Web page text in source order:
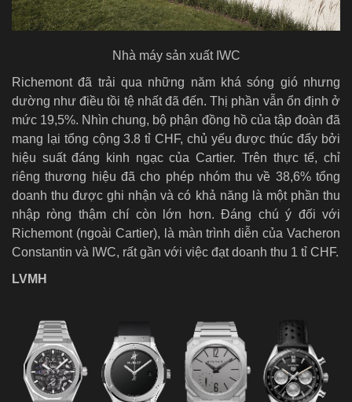
Nhà máy sản xuất IWC
Richemont đã trải qua những năm khá sóng gió nhưng
dường như điều tồi tệ nhất đã đến. Thị phần vẫn ổn định ở
mức 19,5%. Nhìn chung, bộ phận đồng hồ của tập đoàn đã
mang lại tổng cộng 3.8 tỉ CHF, chủ yếu được thúc đẩy bởi
hiệu suất đáng kinh ngạc của Cartier. Trên thực tế, chỉ
riêng thương hiệu đã cho phép nhóm thu về 38,6% tổng
doanh thu được ghi nhận và có khả năng là một phần thu
nhập ròng thậm chí còn lớn hơn. Đáng chú ý đối với
Richemont (ngoài Cartier), là màn trình diễn của Vacheron
Constantin và IWC, rất gần với việc đạt doanh thu 1 tỉ CHF.
LVMH